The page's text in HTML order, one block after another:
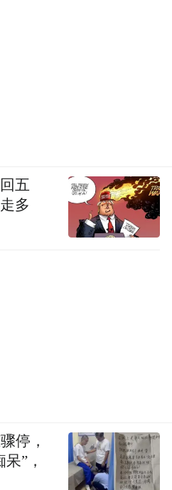
五
多
停，
”，